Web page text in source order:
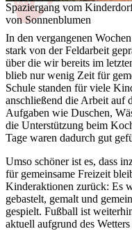
Spaziergang vom
von Sonnenblumen
In den vergangenen
stark von der Feldarbeit
über die wir bereits im
blieb nur wenig Zeit für
Schule standen für viele
anschließend die Arbeit auf
Aufgaben wie Duschen,
die Unterstützung beim
Tage waren dadurch gut
Umso schöner ist es, dass
für gemeinsame Freizeit
Kinderaktionen zurück: Es
gebastelt, gemalt und
gespielt. Fußball ist
aktuell aufgrund des